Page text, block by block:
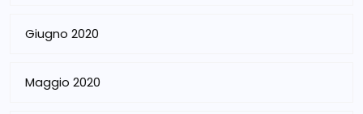
Giugno 2020
Maggio 2020